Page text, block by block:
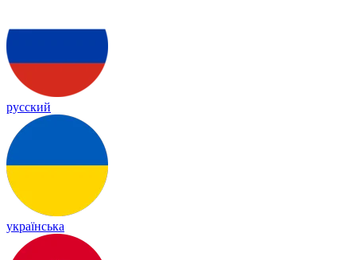
русский
українська